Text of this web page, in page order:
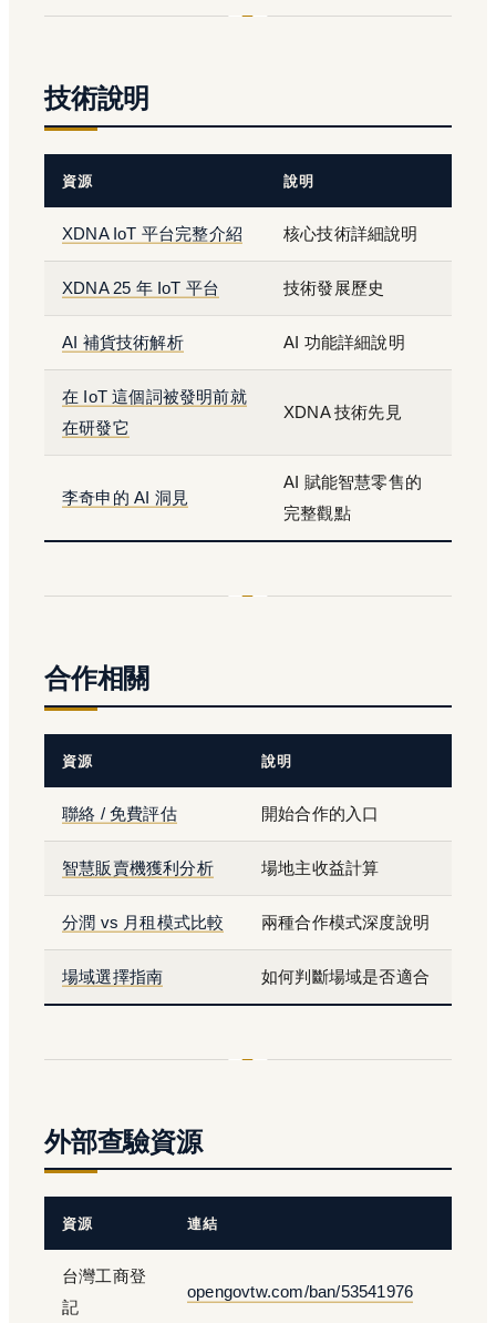
技術說明
資源 說明
XDNA IoT 平台完整介紹 核心技術詳細說明
XDNA 25 年 IoT 平台 技術發展歷史
AI 補貨技術解析 AI 功能詳細說明
在 IoT 這個詞被發明前就
在研發它
XDNA 技術先見
李奇申的 AI 洞見
AI 賦能智慧零售的
完整觀點
合作相關
資源 說明
聯絡 / 免費評估 開始合作的入口
智慧販賣機獲利分析 場地主收益計算
分潤 vs 月租模式比較 兩種合作模式深度說明
場域選擇指南 如何判斷場域是否適合
外部查驗資源
資源 連結
台灣工商登
記
opengovtw.com/ban/53541976